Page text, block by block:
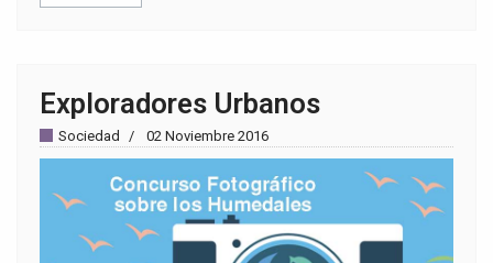
Exploradores Urbanos
Sociedad 02 Noviembre 2016